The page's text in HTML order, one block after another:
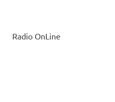
Radio OnLine